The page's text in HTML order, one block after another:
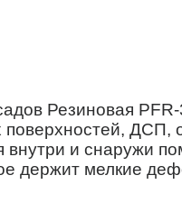
Резиновая
поверхностей,
внутри и снаружи
держит мелкие